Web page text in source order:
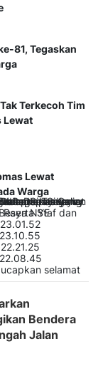
81, Tegaskan
Terkecoh Tim
Lewat
Lewat
Warga
Bendera
Jalan